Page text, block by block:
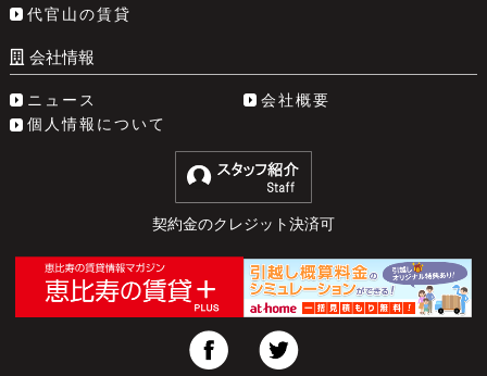
代官山の賃貸
会社情報
ニュース
会社概要
個人情報について
契約金のクレジット決済可